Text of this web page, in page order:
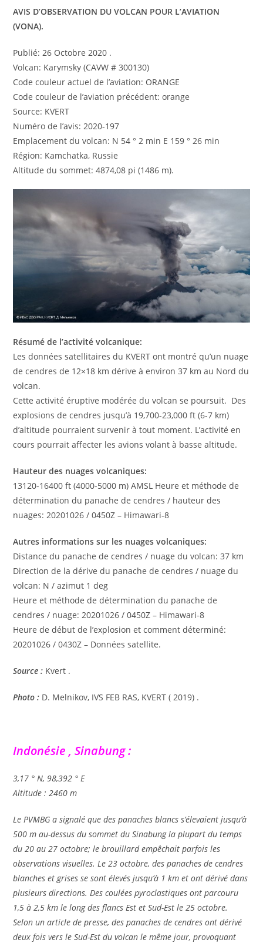
AVIS D’OBSERVATION DU VOLCAN POUR L’AVIATION
(VONA).
Publié: 26 Octobre 2020 .
Volcan: Karymsky (CAVW # 300130)
Code couleur actuel de l’aviation: ORANGE
Code couleur de l’aviation précédent: orange
Source: KVERT
Numéro de l’avis: 2020-197
Emplacement du volcan: N 54 ° 2 min E 159 ° 26 min
Région: Kamchatka, Russie
Altitude du sommet: 4874,08 pi (1486 m).
Résumé de l’activité volcanique:
Les données satellitaires du KVERT ont montré qu’un nuage
de cendres de 12×18 km dérive à environ 37 km au Nord du
volcan.
Cette activité éruptive modérée du volcan se poursuit. Des
explosions de cendres jusqu’à 19,700-23,000 ft (6-7 km)
d’altitude pourraient survenir à tout moment. L’activité en
cours pourrait affecter les avions volant à basse altitude.
Hauteur des nuages ​​volcaniques:
13120-16400 ft (4000-5000 m) AMSL Heure et méthode de
détermination du panache de cendres / hauteur des
nuages: 20201026 / 0450Z – Himawari-8
Autres informations sur les nuages ​​volcaniques:
Distance du panache de cendres / nuage du volcan: 37 km
Direction de la dérive du panache de cendres / nuage du
volcan: N / azimut 1 deg
Heure et méthode de détermination du panache de
cendres / nuage: 20201026 / 0450Z – Himawari-8
Heure de début de l’explosion et comment déterminé:
20201026 / 0430Z – Données satellite.
Source : Kvert .
Photo : D. Melnikov, IVS FEB RAS, KVERT ( 2019) .
Indonésie , Sinabung :
3,17 ° N, 98,392 ° E
Altitude : 2460 m
Le PVMBG a signalé que des panaches blancs s’élevaient jusqu’à
500 m au-dessus du sommet du Sinabung la plupart du temps
du 20 au 27 octobre; le brouillard empêchait parfois les
observations visuelles. Le 23 octobre, des panaches de cendres
blanches et grises se sont élevés jusqu’à 1 km et ont dérivé dans
plusieurs directions. Des coulées pyroclastiques ont parcouru
1,5 à 2,5 km le long des flancs Est et Sud-Est le 25 octobre.
Selon un article de presse, des panaches de cendres ont dérivé
deux fois vers le Sud-Est du volcan le même jour, provoquant